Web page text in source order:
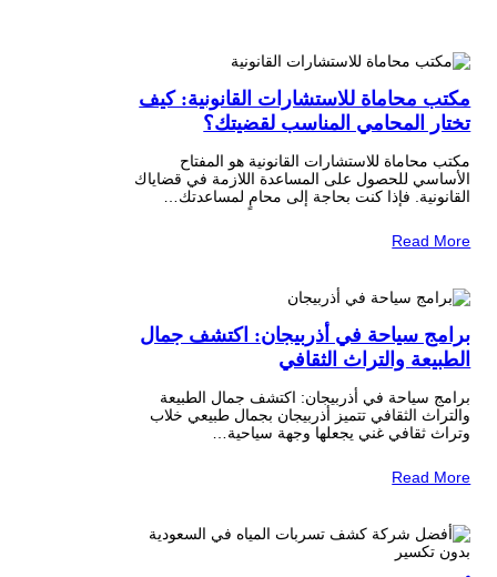
مكتب محاماة للاستشارات القانونية: كيف
تختار المحامي المناسب لقضيتك؟
مكتب محاماة للاستشارات القانونية هو المفتاح
الأساسي للحصول على المساعدة اللازمة في قضاياك
القانونية. فإذا كنت بحاجة إلى محامٍ لمساعدتك…
Read More
برامج سياحة في أذربيجان: اكتشف جمال
الطبيعة والتراث الثقافي
برامج سياحة في أذربيجان: اكتشف جمال الطبيعة
والتراث الثقافي تتميز أذربيجان بجمال طبيعي خلاب
وتراث ثقافي غني يجعلها وجهة سياحية…
Read More